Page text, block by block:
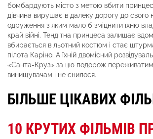
бомбардують місто з метою вбити
дівчина вирушає в далеку дорогу до свого
одруження з яким мало б зміцнити їхню
край війні. Тендітна принцеса залишає
вбирається в льотний костюм і стає
пілота Каріно. А їхній двомісний
«Санта-Круз» за цю подорож
винищувачам і не снилося.
БІЛЬШЕ ЦІКАВИХ
10 КРУТИХ ФІЛЬМІВ